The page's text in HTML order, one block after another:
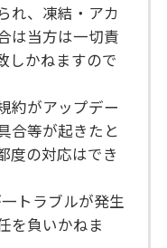
れ、凍結・アカ
は当方は一切責
しかねますので
約がアップデー
合等が起きたと
度の対応はでき
トラブルが発生
を負いかねま